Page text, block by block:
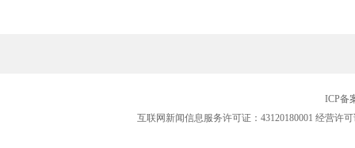
ICP备
互联网新闻信息服务许可证：43120180001 经营许可